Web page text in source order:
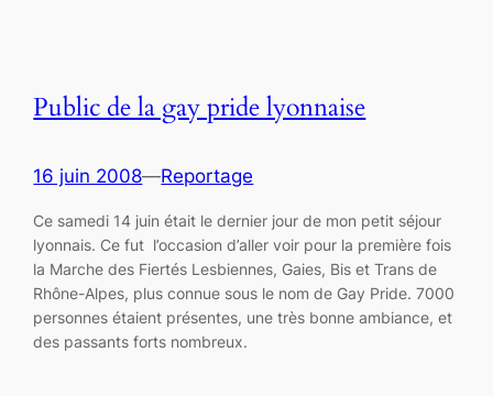
Public de la gay pride lyonnaise
16 juin 2008—Reportage
Ce samedi 14 juin était le dernier jour de mon petit séjour
lyonnais. Ce fut l’occasion d’aller voir pour la première fois
la Marche des Fiertés Lesbiennes, Gaies, Bis et Trans de
Rhône-Alpes, plus connue sous le nom de Gay Pride. 7000
personnes étaient présentes, une très bonne ambiance, et
des passants forts nombreux.